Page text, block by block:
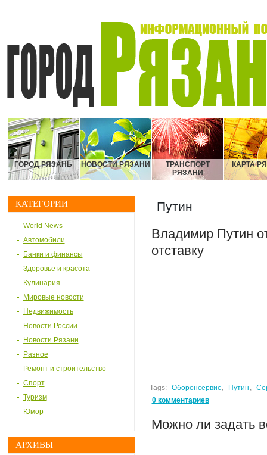
ГОРОД РЯЗАНЬ НОВОСТИ РЯЗАНИ
ТРАНСПОРТ
РЯЗАНИ
КАРТА
КАТЕГОРИИ
World News
Автомобили
Банки и финансы
Здоровье и красота
Кулинария
Мировые новости
Недвижимость
Новости России
Новости Рязани
Разное
Ремонт и строительство
Спорт
Туризм
Юмор
АРХИВЫ
Путин
Владимир Путин
отставку
Tags: Оборонсервис, Путин ,
0 комментариев
Можно ли задать